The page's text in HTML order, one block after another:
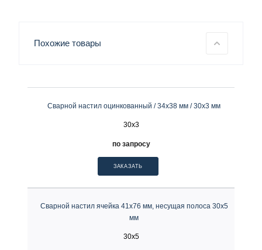
Похожие товары
Сварной настил оцинкованный / 34х38 мм / 30х3 мм
30x3
по запросу
ЗАКАЗАТЬ
Сварной настил ячейка 41х76 мм, несущая полоса 30х5
мм
30x5